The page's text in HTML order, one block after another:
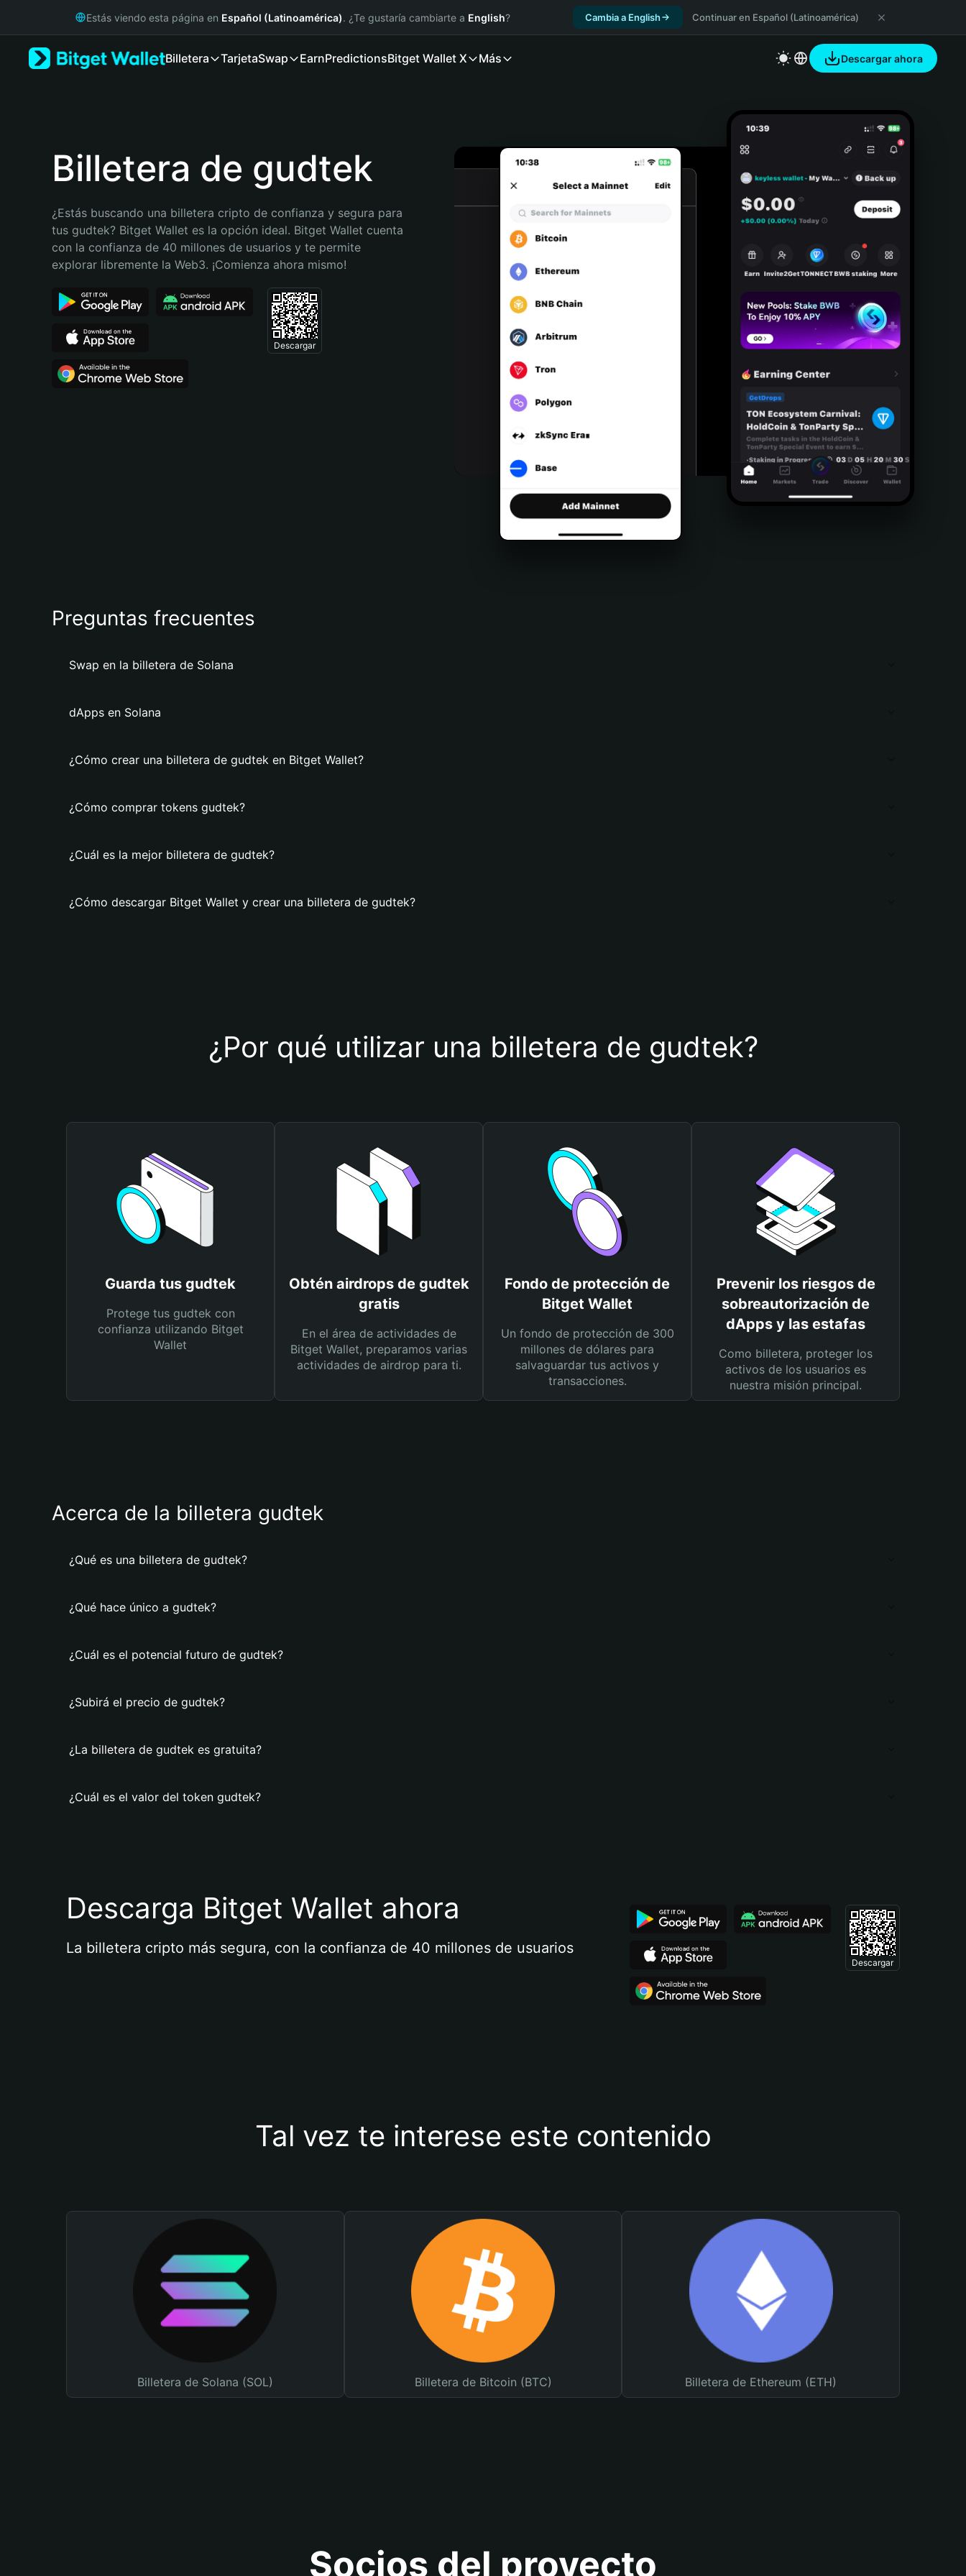
Русский
Bahasa Indonesia
Português (Brasil)
Estás viendo esta página en Español (Latinoamérica). ¿Te gustaría cambiarte a English? Cambia a English Continuar en Español (Latinoamérica)
Billetera TarjetaSwap EarnPredictionsBitget Wallet X Más Descargar ahora
Billetera de gudtek
¿Estás buscando una billetera cripto de confianza y segura para
tus gudtek? Bitget Wallet es la opción ideal. Bitget Wallet cuenta
con la confianza de 40 millones de usuarios y te permite
explorar libremente la Web3. ¡Comienza ahora mismo!
Descargar
Preguntas frecuentes
Swap en la billetera de Solana
dApps en Solana
¿Cómo crear una billetera de gudtek en Bitget Wallet?
¿Cómo comprar tokens gudtek?
¿Cuál es la mejor billetera de gudtek?
¿Cómo descargar Bitget Wallet y crear una billetera de gudtek?
¿Por qué utilizar una billetera de gudtek?
Guarda tus gudtek
Protege tus gudtek con
confianza utilizando Bitget
Wallet
Obtén airdrops de gudtek
gratis
En el área de actividades de
Bitget Wallet, preparamos varias
actividades de airdrop para ti.
Fondo de protección de
Bitget Wallet
Un fondo de protección de 300
millones de dólares para
salvaguardar tus activos y
transacciones.
Prevenir los riesgos de
sobreautorización de
dApps y las estafas
Como billetera, proteger los
activos de los usuarios es
nuestra misión principal.
Acerca de la billetera gudtek
¿Qué es una billetera de gudtek?
¿Qué hace único a gudtek?
¿Cuál es el potencial futuro de gudtek?
¿Subirá el precio de gudtek?
¿La billetera de gudtek es gratuita?
¿Cuál es el valor del token gudtek?
Descarga Bitget Wallet ahora
La billetera cripto más segura, con la confianza de 40 millones de usuarios
Descargar
Tal vez te interese este contenido
Billetera de Solana (SOL) Billetera de Bitcoin (BTC) Billetera de Ethereum (ETH)
Socios del proyecto